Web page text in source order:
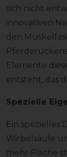
sich nicht
innovativen
den
Elemente
entsteht, das
Spezielle
Ein spezielles
Wirbelsäule
mehr Fläche